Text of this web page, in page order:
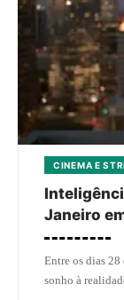
CINEMA E
Janeiro
Entre os dias 28
sonho à